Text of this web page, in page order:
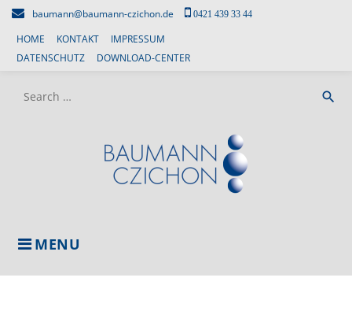
Skip
content
baumann@baumann-czichon.de 0421 439 33 44
HOME KONTAKT
IMPRESSUM
DATENSCHUTZ
DOWNLOAD-CENTER
MENU
Search
search